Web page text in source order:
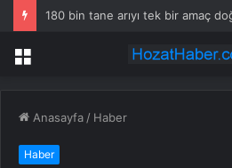
180 bin tane arıyı tek bir amaç
Menü
Anasayfa / Haber
Haber